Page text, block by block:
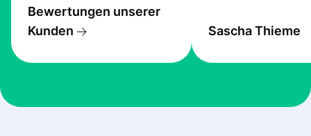
Bewertungen unserer
Kunden
Sascha Thieme